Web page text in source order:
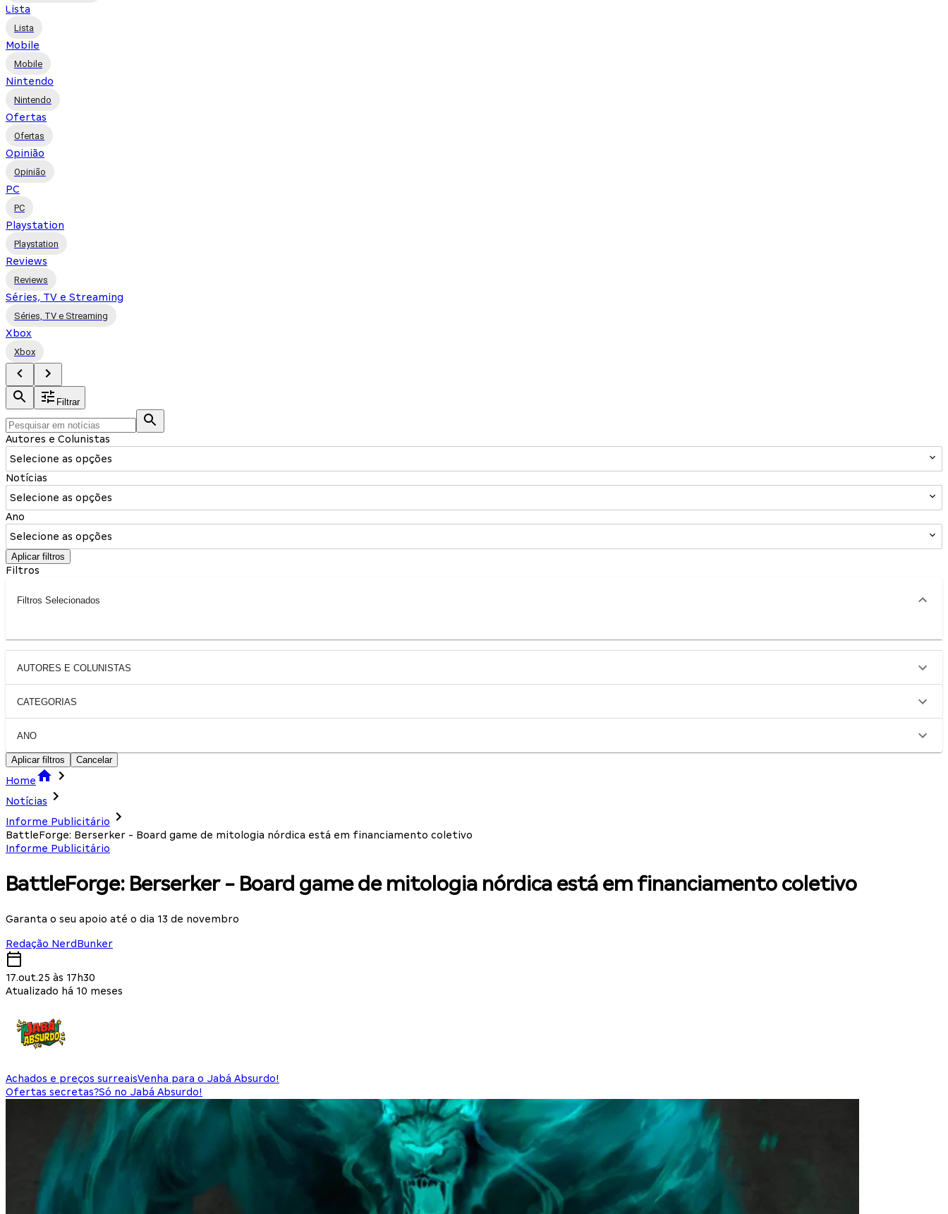
Lista
Lista
Mobile
Mobile
Nintendo
Nintendo
Ofertas
Ofertas
Opinião
Opinião
PC
PC
Playstation
Playstation
Reviews
Reviews
Séries, TV e Streaming
Séries, TV e Streaming
Xbox
Xbox
Filtrar
Autores e Colunistas
Selecione as opções
Notícias
Selecione as opções
Ano
Selecione as opções
Aplicar filtros
Filtros
Filtros Selecionados
AUTORES E COLUNISTAS
CATEGORIAS
ANO
Aplicar filtros Cancelar
Home
Notícias
Informe Publicitário
BattleForge: Berserker - Board game de mitologia nórdica está em financiamento coletivo
Informe Publicitário
BattleForge: Berserker - Board game de mitologia nórdica está em financiamento coletivo
Garanta o seu apoio até o dia 13 de novembro
Redação NerdBunker
17.out.25 às 17h30
Atualizado há 10 meses
Achados e preços surreaisVenha para o Jabá Absurdo!
Ofertas secretas?Só no Jabá Absurdo!